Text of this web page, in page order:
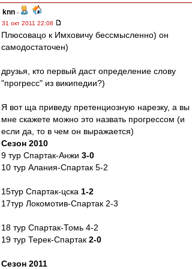
knn -
31 окт 2011 22:08
Плюсовацо к Имховичу бессмысленно) он
самодостаточен)
друзья, кто первый даст определение слову
"прогресс" из википедии?)
Я вот ща приведу претенциозную нарезку, а вы
мне скажете можно это назвать прогрессом (и
если да, то в чем он выражается)
Сезон 2010
9 тур Спартак-Анжи 3-0
10 тур Алания-Спартак 5-2
15тур Спартак-цска 1-2
17тур Локомотив-Спартак 2-3
18 тур Спартак-Томь 4-2
19 тур Терек-Спартак 2-0
Сезон 2011